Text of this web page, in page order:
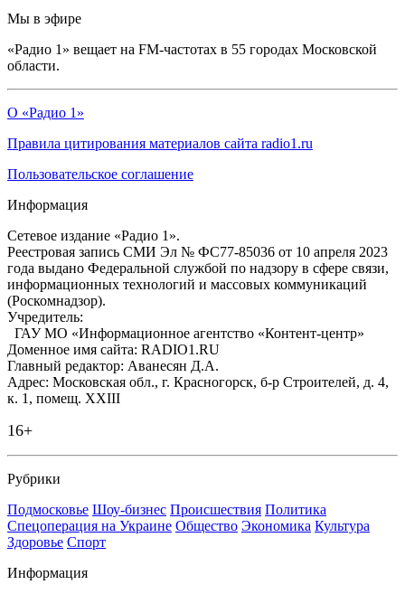
Мы в эфире
«Радио 1» вещает на FM-частотах в 55 городах Московской
области.
О «Радио 1»
Правила цитирования материалов сайта radio1.ru
Пользовательское соглашение
Информация
Сетевое издание «Радио 1».
Реестровая запись СМИ Эл № ФС77-85036 от 10 апреля 2023
года выдано Федеральной службой по надзору в сфере связи,
информационных технологий и массовых коммуникаций
(Роскомнадзор).
Учредитель:
ГАУ МО «Информационное агентство «Контент-центр»
Доменное имя сайта: RADIO1.RU
Главный редактор: Аванесян Д.А.
Адрес: Московская обл., г. Красногорск, б-р Строителей, д. 4,
к. 1, помещ. XXIII
16+
Рубрики
Подмосковье Шоу-бизнес Происшествия Политика
Спецоперация на Украине Общество Экономика Культура
Здоровье Спорт
Информация